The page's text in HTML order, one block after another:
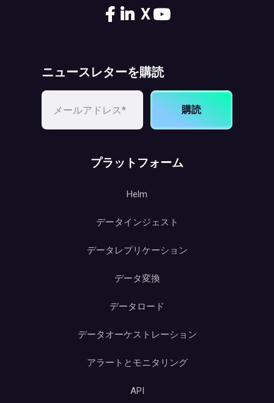
X
ニュースレターを購読
購読
プラットフォーム
Helm
データインジェスト
データレプリケーション
データ変換
データロード
データオーケストレーション
アラートとモニタリング
API